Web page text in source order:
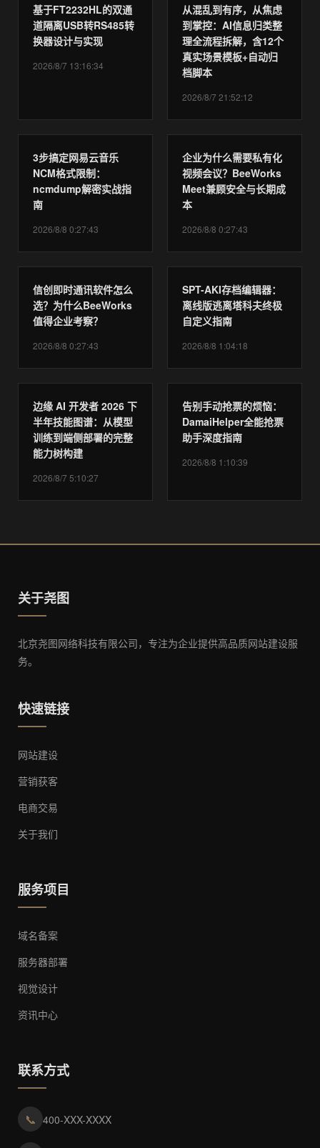
基于FT2232HL的双通
道隔离USB转RS485转
换器设计与实现
2026/8/7 13:16:34
从混乱到有序，从焦虑
到掌控：AI信息归类整
理全流程拆解，含12个
真实场景模板+自动归
档脚本
2026/8/7 21:52:12
3步搞定网易云音乐
NCM格式限制：
ncmdump解密实战指
南
2026/8/8 0:27:43
企业为什么需要私有化
视频会议？BeeWorks
Meet兼顾安全与长期成
本
2026/8/8 0:27:43
信创即时通讯软件怎么
选？为什么BeeWorks
值得企业考察？
2026/8/8 0:27:43
SPT-AKI存档编辑器：
离线版逃离塔科夫终极
自定义指南
2026/8/8 1:04:18
边缘 AI 开发者 2026 下
半年技能图谱：从模型
训练到端侧部署的完整
能力树构建
2026/8/7 5:10:27
告别手动抢票的烦恼：
DamaiHelper全能抢票
助手深度指南
2026/8/8 1:10:39
关于尧图
北京尧图网络科技有限公司，专注为企业提供高品质网站建设服
务。
快速链接
网站建设
营销获客
电商交易
关于我们
服务项目
域名备案
服务器部署
视觉设计
资讯中心
联系方式
📞 400-XXX-XXXX